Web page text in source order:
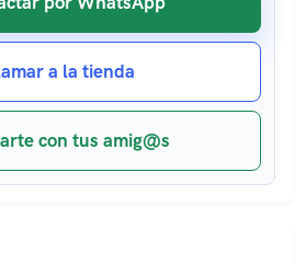
a la tienda
con tus amig@s